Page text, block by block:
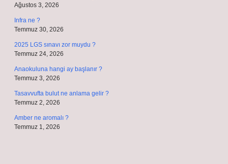
Ağustos 3, 2026
Infra ne ?
Temmuz 30, 2026
2025 LGS sınavı zor muydu ?
Temmuz 24, 2026
Anaokuluna hangi ay başlanır ?
Temmuz 3, 2026
Tasavvufta bulut ne anlama gelir ?
Temmuz 2, 2026
Amber ne aromalı ?
Temmuz 1, 2026